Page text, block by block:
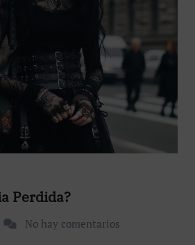
Perdida?
No hay comentarios